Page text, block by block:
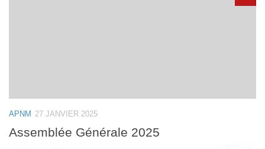
APNM 27 JANVIER 2025
Assemblée Générale 2025